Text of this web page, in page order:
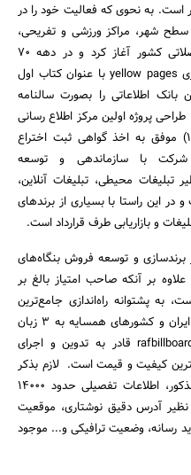
است. به نحوی که فعالیت خود را در
1369 در سطح شهر، مراکز ورزشی و تفریحی،
جایگاه‌های پمپ بنزین ومحورهای مواصلاتی کشور آغاز کرد و در دهه 70
پروژه‌ی اولین بانک اطلاعات مکتوب شهری yellow pages با عنوان کتاب اول
راف 7 دوره از این بانک اطلاعاتی را بصورت سالنامه
است. همچنین در دهه 80 با طراحی پروژه اولین مرکز اطلاع رسانی
و ارتباط تلفنی مشاغل (مرکز تلفن1880) موفق به اخذ گواهی ثبت اختراع
با سازماندهی و توسعه
تبلیغات محیطی، تبلیغات آنلاین،
این راستا با بسیاری از برندهای
و بازاریابی طرف قرارداد است.
و توسعه فروش بنگاه‌های
بر آنکه صاحب امتیاز بالغ بر
به پشتوانه راه‌اندازی جامع‌ترین
جستجوگر هوشمند تبلیغات محیطی در ایران و کشورهای همسایه به 3 زبان
فارسی، انگلیسی و عربی به آدرس rafbillboard.ir قادر به تدوین و اجرای
کیفیت و قیمت است. لازم بذکر
اطلاعات تفصیلی حدود 14000
آدرس دقیق نوشتاری، موقعیت
رسانه، وضعیت ترافیکی و... موجود